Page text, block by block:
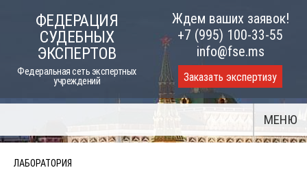
ФЕДЕРАЦИЯ
СУДЕБНЫХ
ЭКСПЕРТОВ
Федеральная сеть экспертных
учреждений
Ждем ваших заявок!
+7 (995) 100-33-55
info@fse.ms
Заказать экспертизу
МЕНЮ
ЛАБОРАТОРИЯ